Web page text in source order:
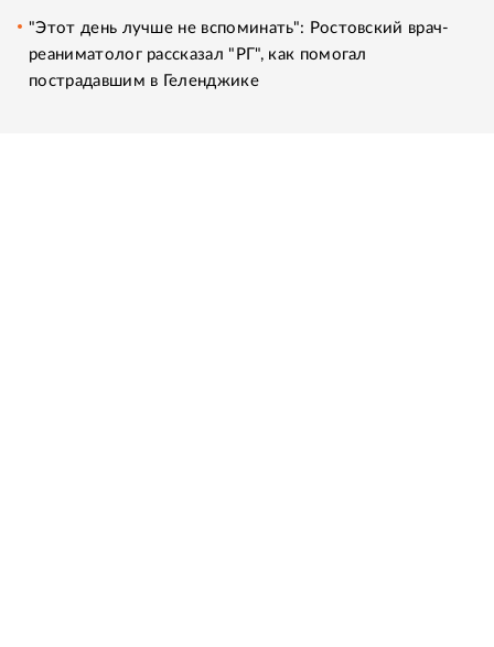
"Этот день лучше не вспоминать": Ростовский врач-
реаниматолог рассказал "РГ", как помогал
пострадавшим в Геленджике